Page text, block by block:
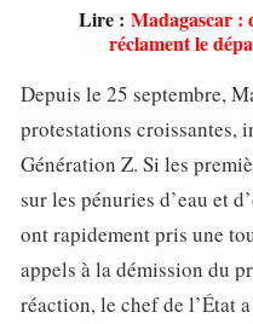
Lire : Madagascar :
réclament le
Depuis le 25 septembre,
protestations croissantes,
Génération Z. Si les
sur les pénuries d’eau et
ont rapidement pris une
appels à la démission du
réaction, le chef de l’État